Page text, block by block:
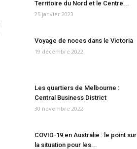
Territoire du Nord et le Centre...
25 janvier 2023
Voyage de noces dans le Victoria
19 décembre 2022
Les quartiers de Melbourne :
Central Business District
30 novembre 2022
COVID-19 en Australie : le point sur
la situation pour les...